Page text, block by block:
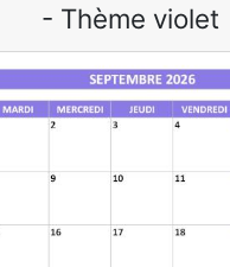
- Thème violet